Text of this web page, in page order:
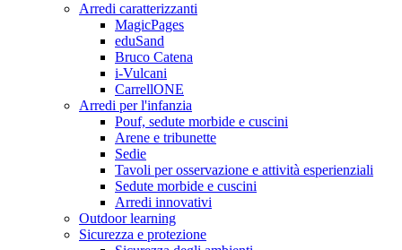
Arredi caratterizzanti
MagicPages
eduSand
Bruco Catena
i-Vulcani
CarrellONE
Arredi per l'infanzia
Pouf, sedute morbide e cuscini
Arene e tribunette
Sedie
Tavoli per osservazione e attività esperienziali
Sedute morbide e cuscini
Arredi innovativi
Outdoor learning
Sicurezza e protezione